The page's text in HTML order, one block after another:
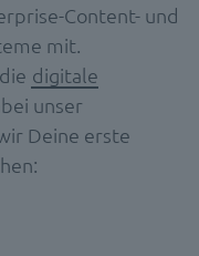
Content- und
mit.
digitale
unser
Deine erste